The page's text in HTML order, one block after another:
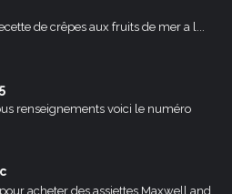
de crêpes aux fruits de mer a l...
renseignements voici le numéro
acheter des assiettes Maxwell and